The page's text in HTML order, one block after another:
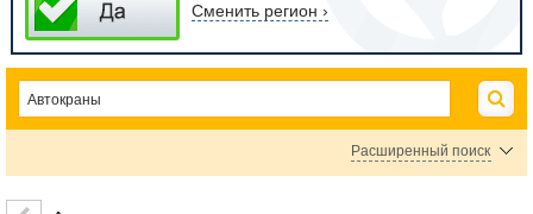
Сменить регион ›
Расширенный поиск
Цена